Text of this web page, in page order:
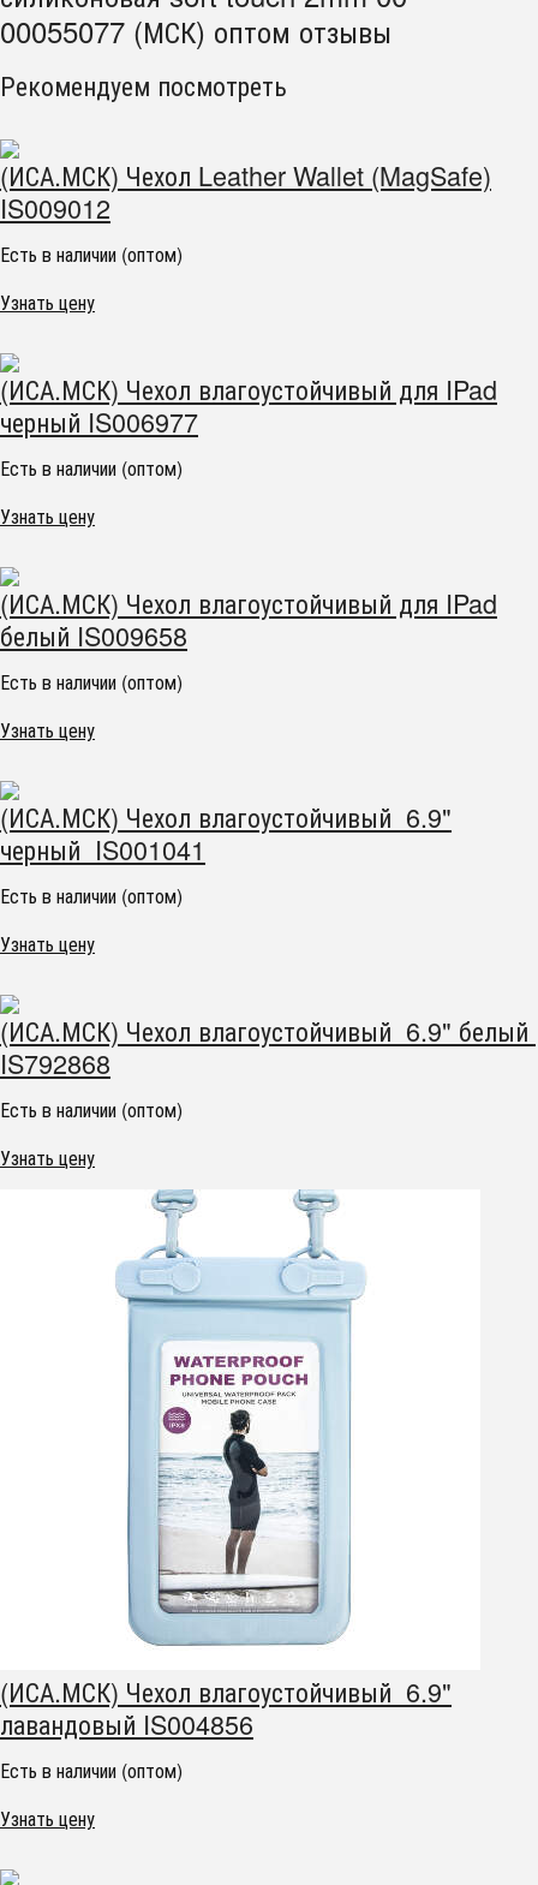
00055077 (МСК) оптом отзывы
Рекомендуем посмотреть
(ИСА.МСК) Чехол Leather Wallet (MagSafe)
IS009012
Есть в наличии (оптом)
Узнать цену
(ИСА.МСК) Чехол влагоустойчивый для IPad
черный IS006977
Есть в наличии (оптом)
Узнать цену
(ИСА.МСК) Чехол влагоустойчивый для IPad
белый IS009658
Есть в наличии (оптом)
Узнать цену
(ИСА.МСК) Чехол влагоустойчивый 6.9"
черный IS001041
Есть в наличии (оптом)
Узнать цену
(ИСА.МСК) Чехол влагоустойчивый 6.9" белый
IS792868
Есть в наличии (оптом)
Узнать цену
(ИСА.МСК) Чехол влагоустойчивый 6.9"
лавандовый IS004856
Есть в наличии (оптом)
Узнать цену